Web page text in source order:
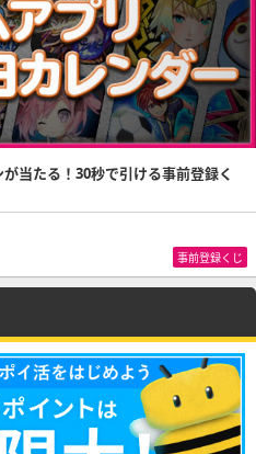
当たる！30秒で引ける事前登録く
事前登録くじ